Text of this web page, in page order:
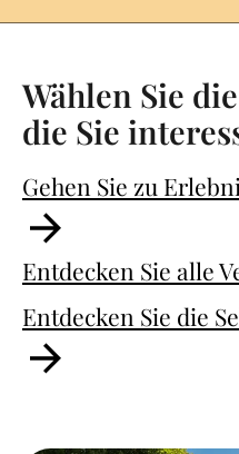
Wählen Sie
die Sie
Gehen Sie zu
Entdecken Sie alle
Entdecken Sie die